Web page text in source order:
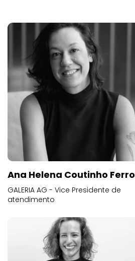
Ana Helena Coutinho Ferro
GALERIA AG - Vice Presidente de
atendimento